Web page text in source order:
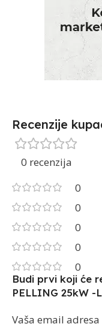
Recenzije
0 recenzija
0
0
0
0
0
Budi prvi koji će
PELLING 25kW -
Vaša email